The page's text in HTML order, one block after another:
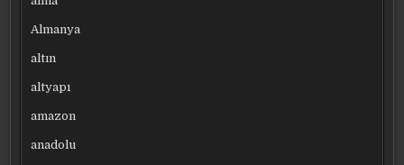
Almanya
altın
altyapı
amazon
anadolu